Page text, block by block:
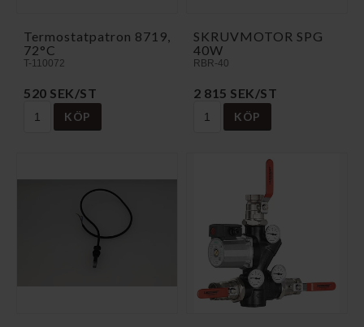
Termostatpatron 8719,
72°C
T-110072
520 SEK/ST
KÖP
SKRUVMOTOR SPG
40W
RBR-40
2 815 SEK/ST
KÖP